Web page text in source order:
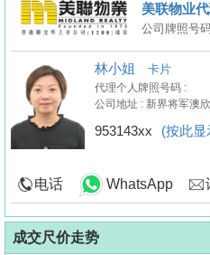
美联物业
公司牌照号
林小姐 卡片
代理个人牌照号码 :
公司地址 : 新界将军澳
953143xx (按此显
电话 WhatsApp
成交尺价走势